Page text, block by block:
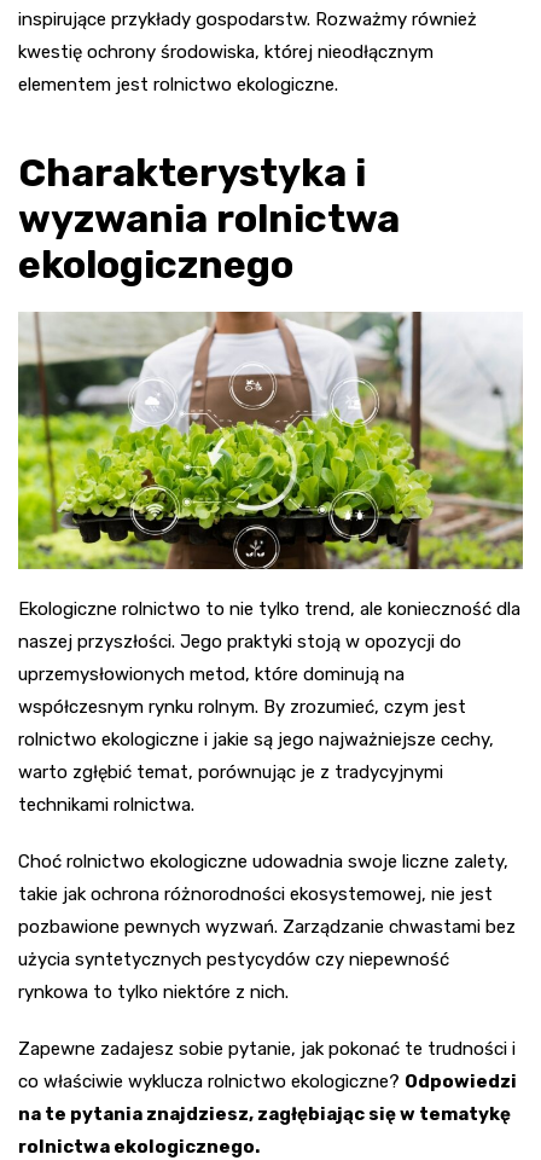
inspirujące przykłady gospodarstw. Rozważmy również
kwestię ochrony środowiska, której nieodłącznym
elementem jest rolnictwo ekologiczne.
Charakterystyka i
wyzwania rolnictwa
ekologicznego
Ekologiczne rolnictwo to nie tylko trend, ale konieczność dla
naszej przyszłości. Jego praktyki stoją w opozycji do
uprzemysłowionych metod, które dominują na
współczesnym rynku rolnym. By zrozumieć, czym jest
rolnictwo ekologiczne i jakie są jego najważniejsze cechy,
warto zgłębić temat, porównując je z tradycyjnymi
technikami rolnictwa.
Choć rolnictwo ekologiczne udowadnia swoje liczne zalety,
takie jak ochrona różnorodności ekosystemowej, nie jest
pozbawione pewnych wyzwań. Zarządzanie chwastami bez
użycia syntetycznych pestycydów czy niepewność
rynkowa to tylko niektóre z nich.
Zapewne zadajesz sobie pytanie, jak pokonać te trudności i
co właściwie wyklucza rolnictwo ekologiczne? Odpowiedzi
na te pytania znajdziesz, zagłębiając się w tematykę
rolnictwa ekologicznego.